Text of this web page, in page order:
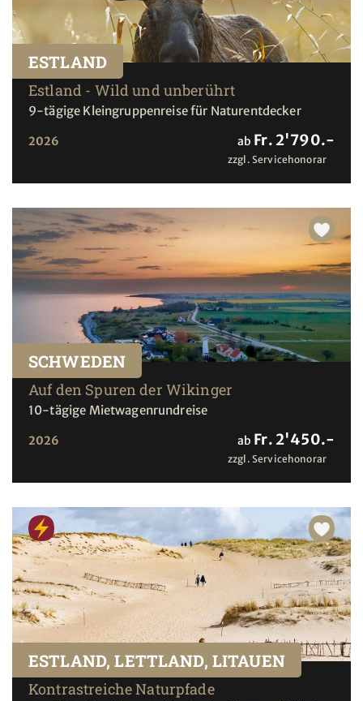
ESTLAND
Estland - Wild und unberührt
9-tägige Kleingruppenreise für Naturentdecker
2026 ab Fr. 2'790.-
zzgl. Servicehonorar
SCHWEDEN
Auf den Spuren der Wikinger
10-tägige Mietwagenrundreise
2026 ab Fr. 2'450.-
zzgl. Servicehonorar
ESTLAND, LETTLAND, LITAUEN
Kontrastreiche Naturpfade